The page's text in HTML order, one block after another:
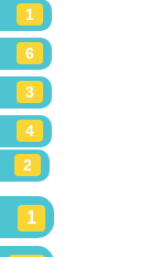
1
6
3
4
2
1